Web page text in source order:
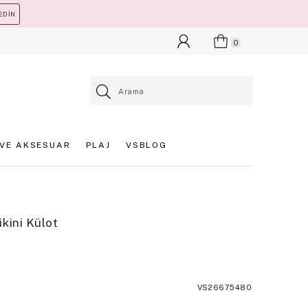
0
AKSESUAR PLAJ VSBLOG
Külot
VS26675480